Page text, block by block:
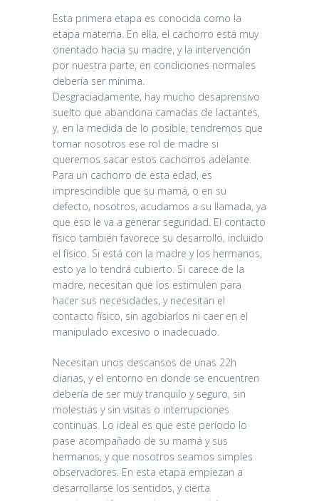
Esta primera etapa es conocida como la
etapa materna. En ella, el cachorro está muy
orientado hacia su madre, y la intervención
por nuestra parte, en condiciones normales
debería ser mínima.
Desgraciadamente, hay mucho desaprensivo
suelto que abandona camadas de lactantes,
y, en la medida de lo posible, tendremos que
tomar nosotros ese rol de madre si
queremos sacar estos cachorros adelante.
Para un cachorro de esta edad, es
imprescindible que su mamá, o en su
defecto, nosotros, acudamos a su llamada, ya
que eso le va a generar seguridad. El contacto
físico también favorece su desarrollo, incluido
el físico. Si está con la madre y los hermanos,
esto ya lo tendrá cubierto. Si carece de la
madre, necesitan que los estimulen para
hacer sus necesidades, y necesitan el
contacto físico, sin agobiarlos ni caer en el
manipulado excesivo o inadecuado.
Necesitan unos descansos de unas 22h
diarias, y el entorno en donde se encuentren
debería de ser muy tranquilo y seguro, sin
molestias y sin visitas o interrupciones
continuas. Lo ideal es que este período lo
pase acompañado de su mamá y sus
hermanos, y que nosotros seamos simples
observadores. En esta etapa empiezan a
desarrollarse los sentidos, y cierta